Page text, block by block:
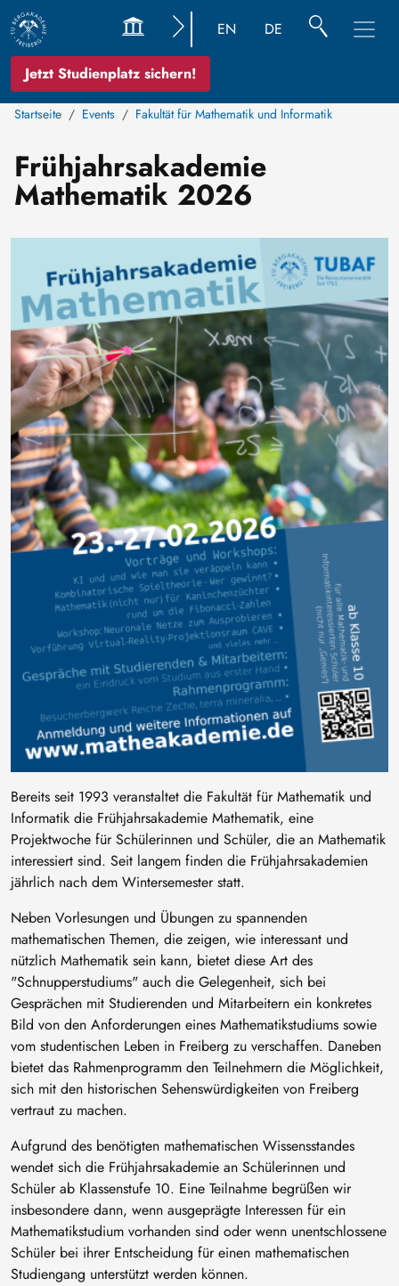
Jetzt Studienplatz sichern!
EN DE
Startseite Events Fakultät für Mathematik und Informatik
Frühjahrsakademie
Mathematik 2026
Bereits seit 1993 veranstaltet die Fakultät für Mathematik und
Informatik die Frühjahrsakademie Mathematik, eine
Projektwoche für Schülerinnen und Schüler, die an Mathematik
interessiert sind. Seit langem finden die Frühjahrsakademien
jährlich nach dem Wintersemester statt.
Neben Vorlesungen und Übungen zu spannenden
mathematischen Themen, die zeigen, wie interessant und
nützlich Mathematik sein kann, bietet diese Art des
"Schnupperstudiums" auch die Gelegenheit, sich bei
Gesprächen mit Studierenden und Mitarbeitern ein konkretes
Bild von den Anforderungen eines Mathematikstudiums sowie
vom studentischen Leben in Freiberg zu verschaffen. Daneben
bietet das Rahmenprogramm den Teilnehmern die Möglichkeit,
sich mit den historischen Sehenswürdigkeiten von Freiberg
vertraut zu machen.
Aufgrund des benötigten mathematischen Wissensstandes
wendet sich die Frühjahrsakademie an Schülerinnen und
Schüler ab Klassenstufe 10. Eine Teilnahme begrüßen wir
insbesondere dann, wenn ausgeprägte Interessen für ein
Mathematikstudium vorhanden sind oder wenn unentschlossene
Schüler bei ihrer Entscheidung für einen mathematischen
Studiengang unterstützt werden können.